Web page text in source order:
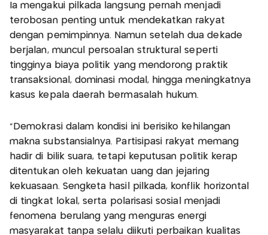
Ia mengakui pilkada langsung pernah menjadi
terobosan penting untuk mendekatkan rakyat
dengan pemimpinnya. Namun setelah dua dekade
berjalan, muncul persoalan struktural seperti
tingginya biaya politik yang mendorong praktik
transaksional, dominasi modal, hingga meningkatnya
kasus kepala daerah bermasalah hukum.
"Demokrasi dalam kondisi ini berisiko kehilangan
makna substansialnya. Partisipasi rakyat memang
hadir di bilik suara, tetapi keputusan politik kerap
ditentukan oleh kekuatan uang dan jejaring
kekuasaan. Sengketa hasil pilkada, konflik horizontal
di tingkat lokal, serta polarisasi sosial menjadi
fenomena berulang yang menguras energi
masyarakat tanpa selalu diikuti perbaikan kualitas